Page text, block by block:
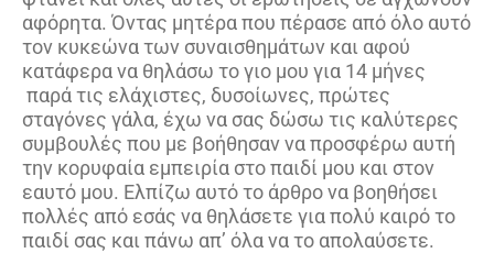
αφόρητα. Όντας μητέρα που πέρασε από όλο αυτό
τον κυκεώνα των συναισθημάτων και αφού
κατάφερα να θηλάσω το γιο μου για 14 μήνες
παρά τις ελάχιστες, δυσοίωνες, πρώτες
σταγόνες γάλα, έχω να σας δώσω τις καλύτερες
συμβουλές που με βοήθησαν να προσφέρω αυτή
την κορυφαία εμπειρία στο παιδί μου και στον
εαυτό μου. Ελπίζω αυτό το άρθρο να βοηθήσει
πολλές από εσάς να θηλάσετε για πολύ καιρό το
παιδί σας και πάνω απ’ όλα να το απολαύσετε.